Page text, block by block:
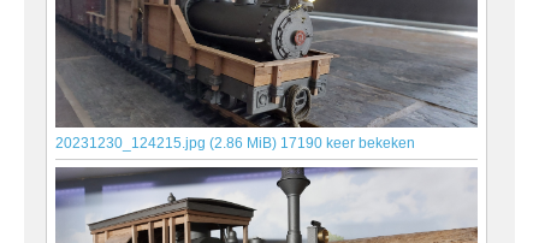
20231230_124215.jpg (2.86 MiB) 17190 keer bekeken